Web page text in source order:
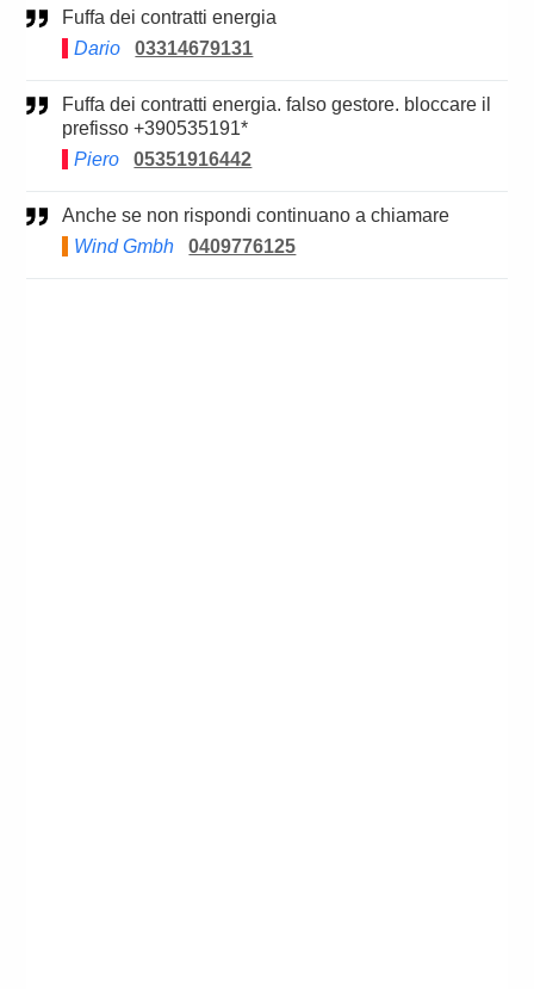
Fuffa dei contratti energia
Dario
03314679131
Fuffa dei contratti energia. falso gestore. bloccare il
prefisso +390535191*
Piero
05351916442
Anche se non rispondi continuano a chiamare
Wind Gmbh
0409776125